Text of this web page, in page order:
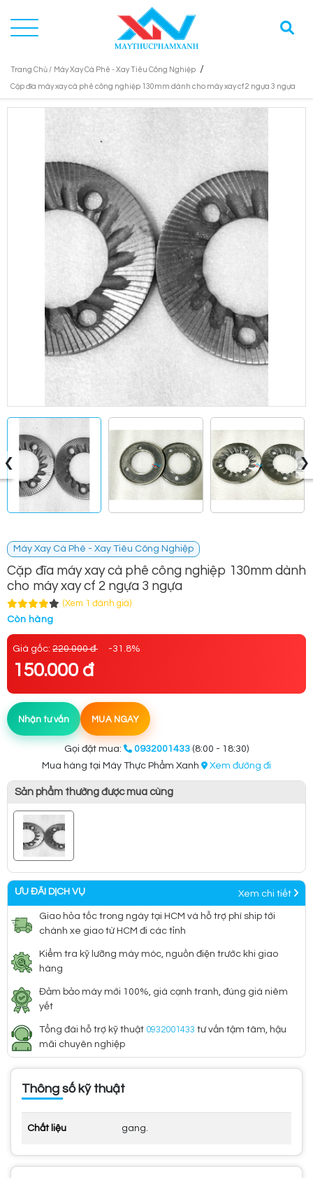
Trang Chủ / Máy Xay Cà Phê - Xay Tiêu Công Nghiệp /
Cặp đĩa máy xay cà phê công nghiệp 130mm dành cho máy xay cf 2 ngựa 3 ngựa
‹ ›
Máy Xay Cà Phê - Xay Tiêu Công Nghiệp
Cặp đĩa máy xay cà phê công nghiệp 130mm dành
cho máy xay cf 2 ngựa 3 ngựa
(Xem 1 đánh giá)
Còn hàng
Giá gốc: 220.000 đ -31.8%
150.000 đ
Nhận tư vấn MUA NGAY
Gọi đặt mua: 0932001433 (8:00 - 18:30)
Mua hàng tại Máy Thực Phẩm Xanh
Xem đường đi
Sản phẩm thường được mua cùng
ƯU ĐÃI DỊCH VỤ Xem chi tiết
Giao hỏa tốc trong ngày tại HCM và hỗ trợ phí ship tới
chành xe giao từ HCM đi các tỉnh
Kiểm tra kỹ lưỡng máy móc, nguồn điện trước khi giao
hàng
Đảm bảo máy mới 100%, giá cạnh tranh, đúng giá niêm
yết
Tổng đài hỗ trợ kỹ thuật 0932001433 tư vấn tậm tâm, hậu
mãi chuyên nghiệp
Thông số kỹ thuật
Chất liệu gang.